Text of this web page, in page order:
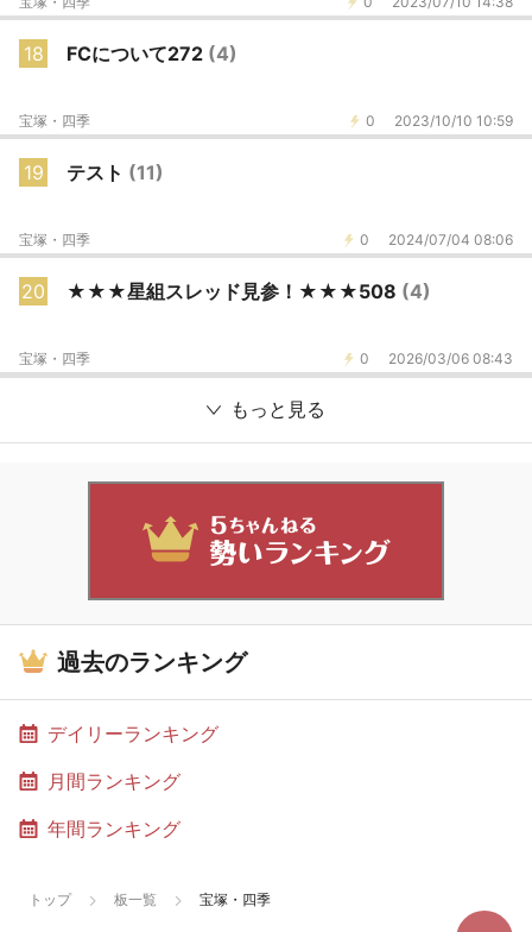
18 FCについて272 (4)
0 2023/10/10 10:59
宝塚・四季
19 テスト (11)
0 2024/07/04 08:06
宝塚・四季
20 ★★★星組スレッド見参！★★★508 (4)
0 2026/03/06 08:43
宝塚・四季
もっと見る
過去のランキング
デイリーランキング
月間ランキング
年間ランキング
トップ 板一覧 宝塚・四季